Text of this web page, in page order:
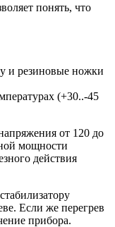
понять, что
и резиновые ножки
(+30..-45
от 120 до
мощности
действия
Если же перегрев
прибора.